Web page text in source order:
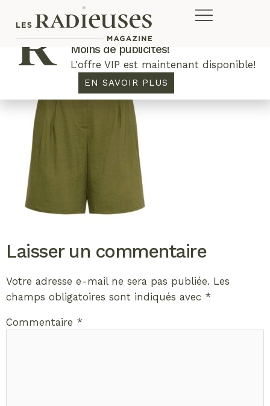
Laisser un commentaire
Votre adresse e-mail ne sera pas publiée. Les
champs obligatoires sont indiqués avec *
Commentaire *
Plus de concours. Plus de rabais.
Moins de publicités!
L'offre VIP est maintenant disponible!
EN SAVOIR PLUS